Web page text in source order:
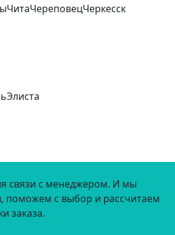
ЧитаЧереповецЧеркесск
Элиста
связи с менеджером. И мы
поможем с выбор и рассчитаем
заказа.